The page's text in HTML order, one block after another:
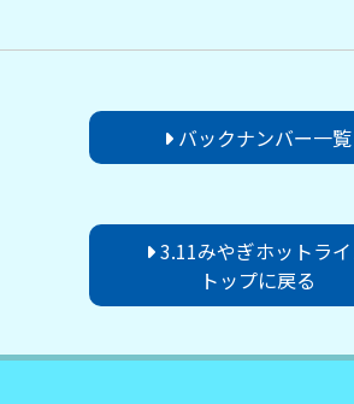
バックナンバー一覧
3.11みやぎホットラ
トップに戻る